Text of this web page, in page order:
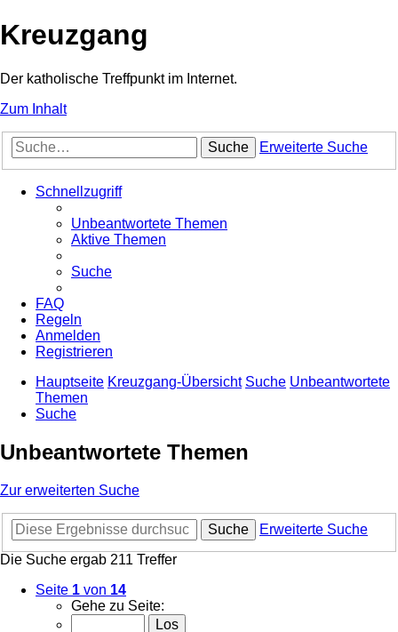
Kreuzgang
Der katholische Treffpunkt im Internet.
Zum Inhalt
Suche Erweiterte Suche
Schnellzugriff
Unbeantwortete Themen
Aktive Themen
Suche
FAQ
Regeln
Anmelden
Registrieren
Hauptseite Kreuzgang-Übersicht Suche Unbeantwortete
Themen
Suche
Unbeantwortete Themen
Zur erweiterten Suche
Suche
Erweiterte Suche
Die Suche ergab 211 Treffer
Seite 1 von 14
Gehe zu Seite: